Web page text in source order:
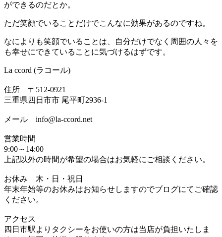
ができるのだとか。
ただ笑顔でいることだけでこんなに効果があるのですね。
なによりも笑顔でいることは、自分だけでなく周囲の人々を
も幸せにできていることに気づけるはずです。
La ccord (ラコール)
住所 〒512-0921
三重県四日市市 尾平町2936-1
メール info@la-ccord.net
営業時間
9:00～14:00
上記以外の時間が希望の場合はお気軽にご相談ください。
お休み 木・日・祝日
年末年始等のお休みはお知らせしますのでブログにてご確認
ください。
アクセス
四日市駅よりタクシーをお使いの方は当店が負担いたしま